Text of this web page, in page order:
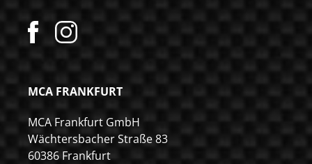
MCA FRANKFURT
MCA Frankfurt GmbH
Wächtersbacher Straße 83
60386 Frankfurt